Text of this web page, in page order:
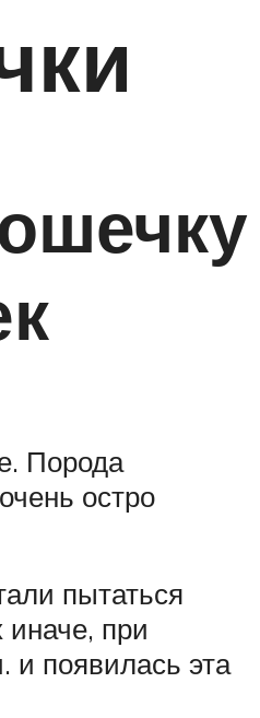
Порода
остро
пытаться
при
и появилась эта